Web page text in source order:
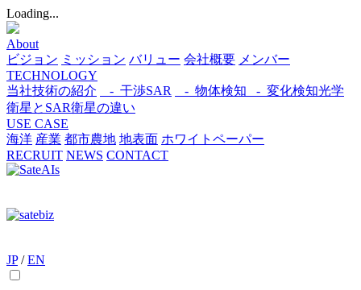
Loading...
About
ビジョン ミッション バリュー 会社概要 メンバー
TECHNOLOGY
当社技術の紹介
- 干渉SAR - 物体検知​ - 変化検知​光学
衛星とSAR衛星の違い
USE CASE
海洋 産業 都市​農地 地表面 ホワイトペーパー
RECRUIT NEWS CONTACT
JP / EN